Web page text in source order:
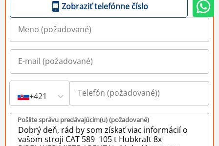
Zobraziť telefónne číslo
+421
Pošlite správu predávajúcim(u) (požadované)